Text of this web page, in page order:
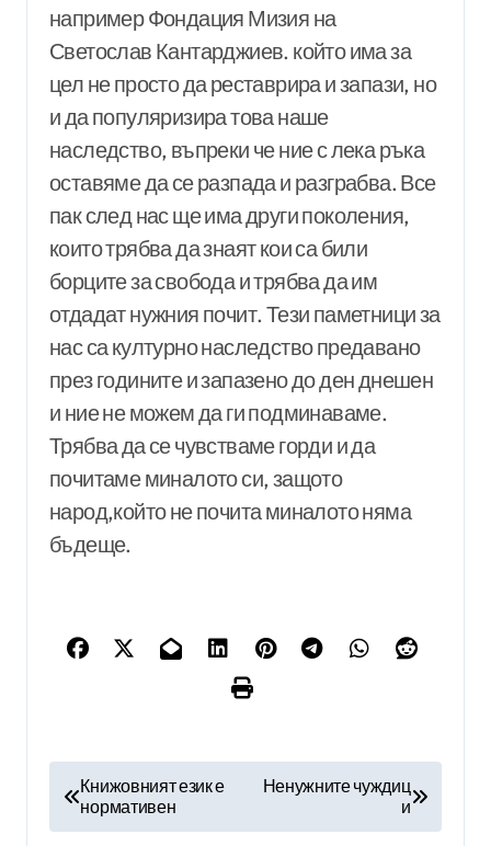
например Фондация Мизия на
Светослав Кантарджиев. който има за
цел не просто да реставрира и запази, но
и да популяризира това наше
наследство, въпреки че ние с лека ръка
оставяме да се разпада и разграбва. Все
пак след нас ще има други поколения,
които трябва да знаят кои са били
борците за свобода и трябва да им
отдадат нужния почит. Тези паметници за
нас са културно наследство предавано
през годините и запазено до ден днешен
и ние не можем да ги подминаваме.
Трябва да се чувстваме горди и да
почитаме миналото си, защото
народ,който не почита миналото няма
бъдеще.
Книжовният език е
нормативен
Ненужните чуждиц
и